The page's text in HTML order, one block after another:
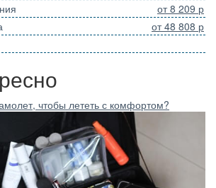
от 8 209 р
от 48 808 р
чтобы лететь с комфортом?